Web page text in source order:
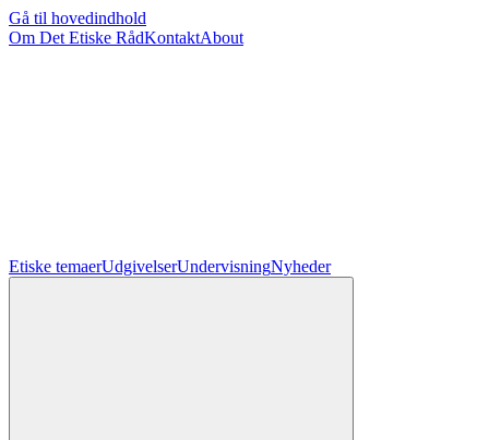
Gå til hovedindhold
Om Det Etiske RådKontaktAbout
Etiske temaerUdgivelserUndervisningNyheder